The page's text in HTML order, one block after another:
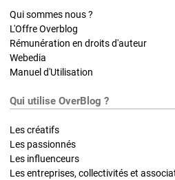
Qui sommes nous ?
L'Offre Overblog
Rémunération en droits d'auteur
Webedia
Manuel d'Utilisation
Qui utilise OverBlog ?
Les créatifs
Les passionnés
Les influenceurs
Les entreprises, collectivités et